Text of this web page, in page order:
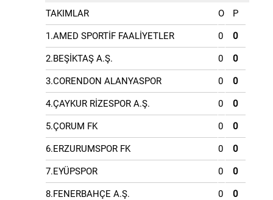
TAKIMLAR O P
1.AMED SPORTİF FAALİYETLER 0 0
2.BEŞİKTAŞ A.Ş. 0 0
3.CORENDON ALANYASPOR 0 0
4.ÇAYKUR RİZESPOR A.Ş. 0 0
5.ÇORUM FK 0 0
6.ERZURUMSPOR FK 0 0
7.EYÜPSPOR 0 0
8.FENERBAHÇE A.Ş. 0 0